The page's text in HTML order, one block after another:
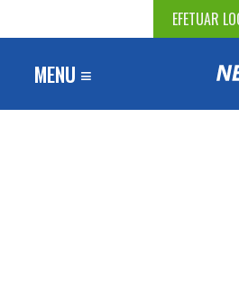
EFETUAR
MENU ≡